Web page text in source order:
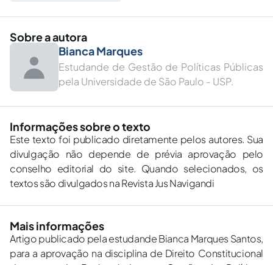
Sobre a autora
Bianca Marques
Estudande de Gestão de Políticas Públicas
pela Universidade de São Paulo - USP.
Informações sobre o texto
Este texto foi publicado diretamente pelos autores. Sua
divulgação não depende de prévia aprovação pelo
conselho editorial do site. Quando selecionados, os
textos são divulgados na Revista Jus Navigandi
Mais informações
Artigo publicado pela estudande Bianca Marques Santos,
para a aprovação na disciplina de Direito Constitucional